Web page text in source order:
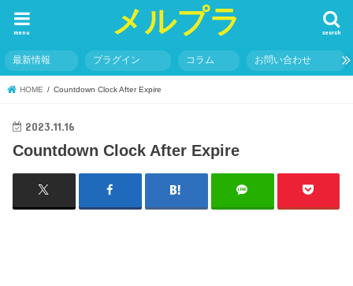
メルプラ search
menu
最新情報 プラグイン コラム お問い合わせ
HOME Countdown Clock After Expire
2023.11.16
Countdown Clock After Expire